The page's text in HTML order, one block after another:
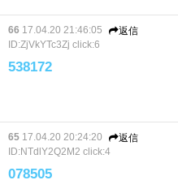
66 17.04.20 21:46:05
返信
ID:ZjVkYTc3Zj click:6
538172
65 17.04.20 20:24:20
返信
ID:NTdlY2Q2M2 click:4
078505